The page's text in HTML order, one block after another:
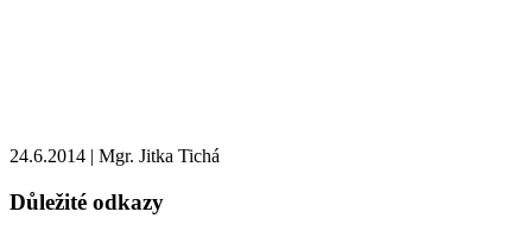
24.6.2014 | Mgr. Jitka Tichá
Důležité odkazy